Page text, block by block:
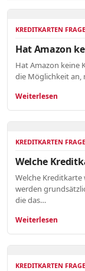
KREDITKARTEN
Hat Amazon
Hat Amazon keine
die Möglichkeit an,
Weiterlesen
KREDITKARTEN
Welche
Welche Kreditkarte
werden
die das…
Weiterlesen
KREDITKARTEN